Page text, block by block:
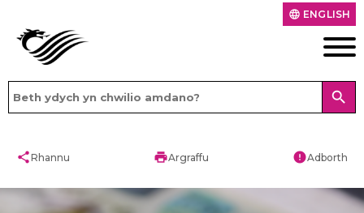
language ENGLISH
search
shareRhannu printArgraffu errorAdborth